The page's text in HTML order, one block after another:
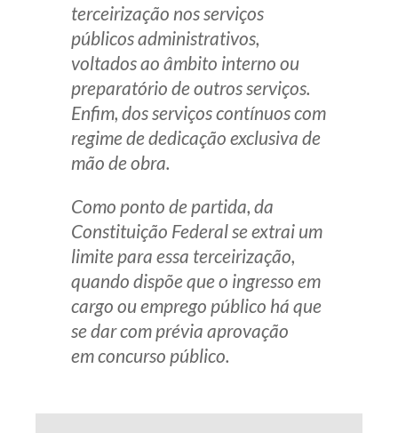
terceirização nos serviços
públicos administrativos,
voltados ao âmbito interno ou
preparatório de outros serviços.
Enfim, dos serviços contínuos com
regime de dedicação exclusiva de
mão de obra.
Como ponto de partida, da
Constituição Federal se extrai um
limite para essa terceirização,
quando dispõe que o ingresso em
cargo ou emprego público há que
se dar com prévia aprovação
em concurso público.